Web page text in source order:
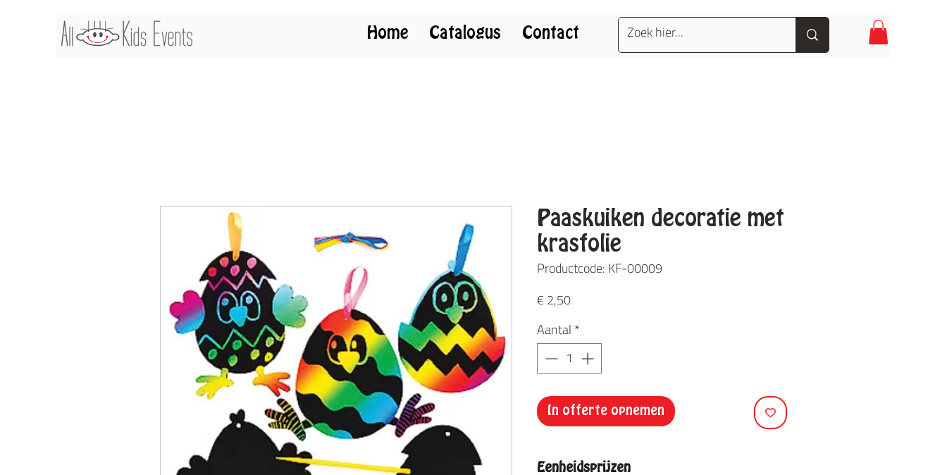
Home Catalogus Contact
Paaskuiken decoratie met
krasfolie
Productcode: KF-00009
€ 2,50Prijs
Aantal*
In offerte opnemen
Eenheidsprijzen